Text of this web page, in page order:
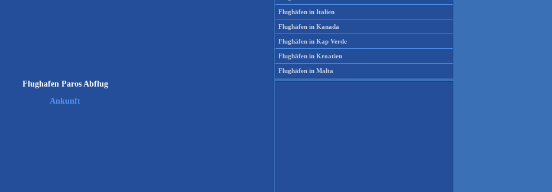
Flughafen Paros Abflug
Ankunft
Flughäfen in Italien
Flughäfen in Kanada
Flughäfen in Kap Verde
Flughäfen in Kroatien
Flughäfen in Malta